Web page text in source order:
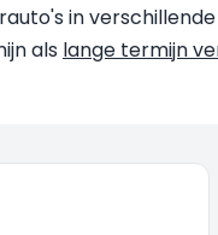
in
als lange termijn